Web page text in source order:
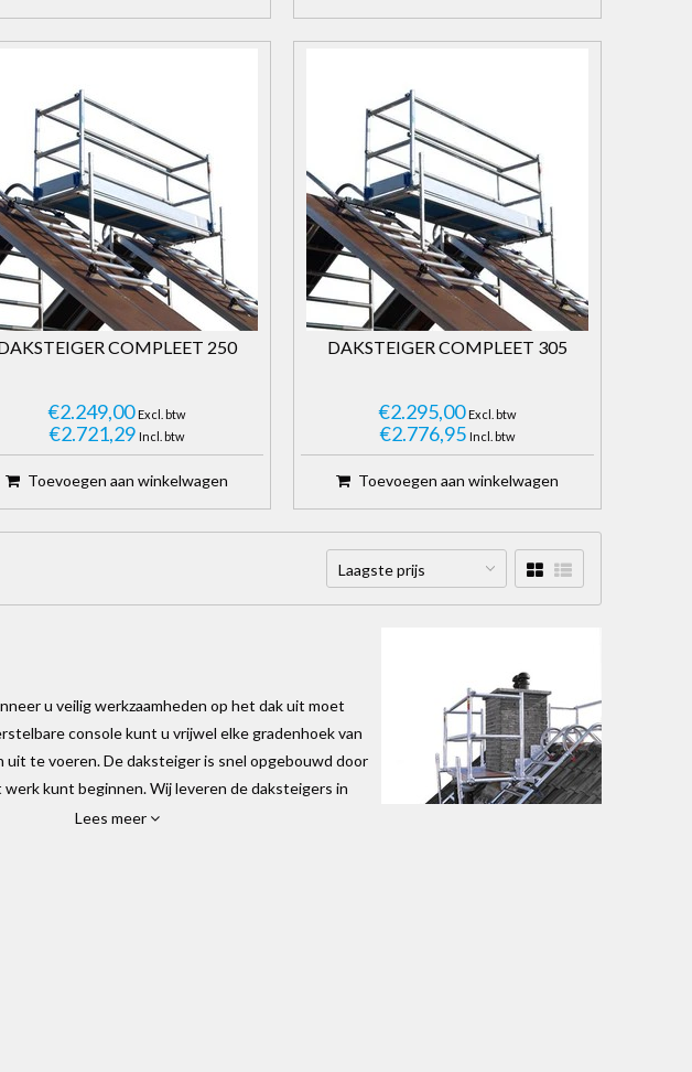
COMPLEET 250
€2.249,00 Excl. btw
€2.721,29 Incl. btw
Toevoegen aan winkelwagen
DAKSTEIGER COMPLEET 305
€2.295,00 Excl. btw
€2.776,95 Incl. btw
Toevoegen aan winkelwagen
Laagste prijs
u veilig werkzaamheden op het dak uit moet
console kunt u vrijwel elke gradenhoek van
uit te voeren. De daksteiger is snel opgebouwd door
kunt beginnen. Wij leveren de daksteigers in
250 of 305 centimeter.
Lees meer